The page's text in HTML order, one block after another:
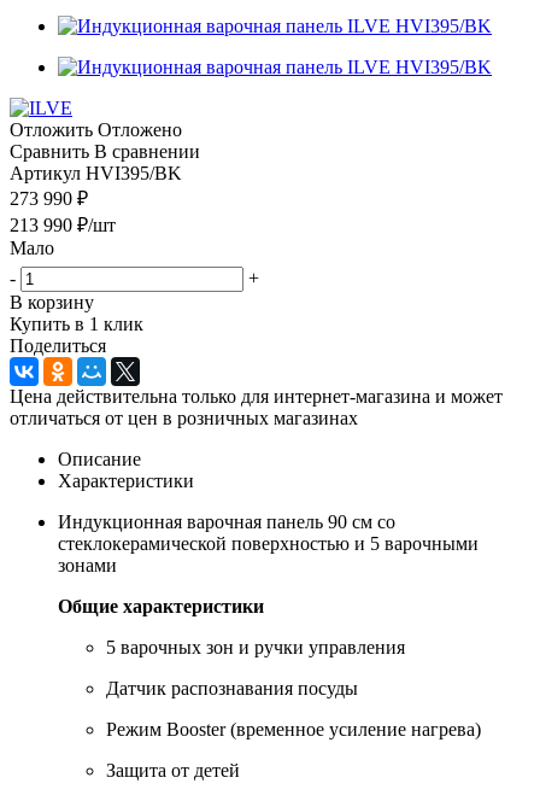
Отложить Отложено
Сравнить В сравнении
Артикул HVI395/BK
273 990 ₽
213 990 ₽/шт
Мало
-
+
В корзину
Купить в 1 клик
Поделиться
Цена действительна только для интернет-магазина и может
отличаться от цен в розничных магазинах
Описание
Характеристики
Индукционная варочная панель 90 см со
стеклокерамической поверхностью и 5 варочными
зонами
Общие характеристики
5 варочных зон и ручки управления
Датчик распознавания посуды
Режим Booster (временное усиление нагрева)
Защита от детей